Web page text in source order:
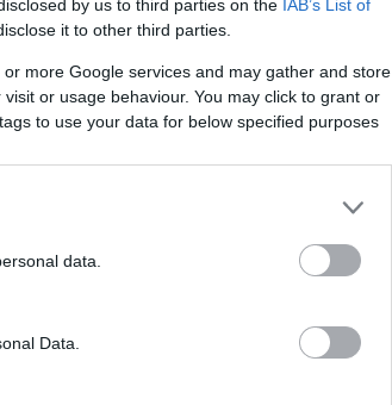
by us to third parties on the IAB’s List of
it to other third parties.
more Google services and may gather and store
or usage behaviour. You may click to grant or
to use your data for below specified purposes
data.
Data.
pedig
azonnal
PEOPLE
telt, mire ő
miatt."
évig